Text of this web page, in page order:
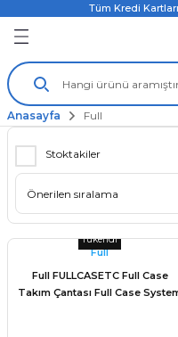
Tüm Kredi
Anasayfa Full
Stoktakiler
Tükendi
Full
Full FULLCASETC Full Case
Takım Çantası Full Case